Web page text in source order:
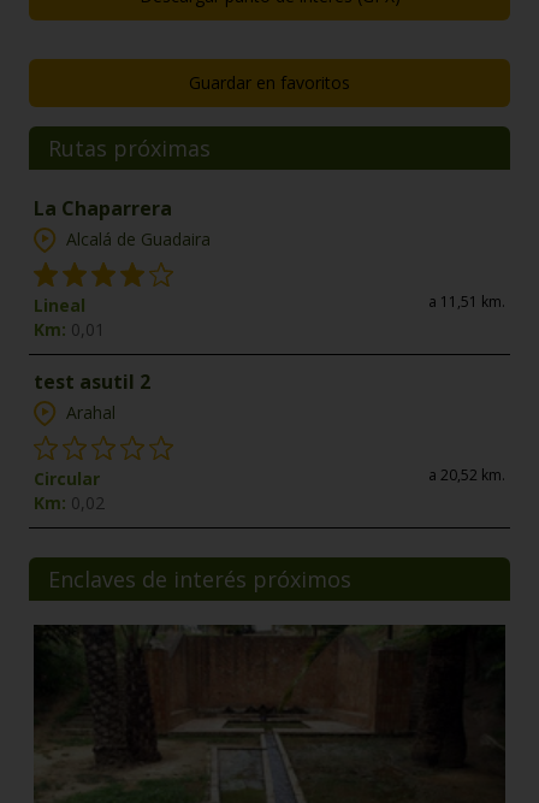
Guardar en favoritos
Rutas próximas
La Chaparrera
Alcalá de Guadaira
Lineal
Km: 0,01
a 11,51 km.
test asutil 2
Arahal
Circular
Km: 0,02
a 20,52 km.
Enclaves de interés próximos